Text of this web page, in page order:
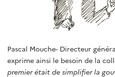
Pascal Mouche- Directeur
exprime ainsi le besoin de la
premier était de simplifier la